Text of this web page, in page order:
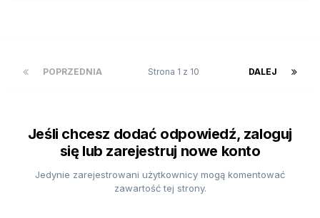
POPRZEDNIA DALEJ
Strona 1 z 10
Jeśli chcesz dodać odpowiedź, zaloguj
się lub zarejestruj nowe konto
Jedynie zarejestrowani użytkownicy mogą komentować
zawartość tej strony.